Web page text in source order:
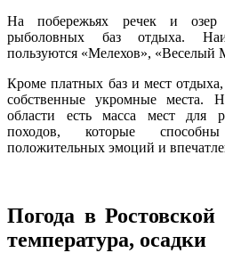
На побережьях речек и озер
рыболовных баз отдыха.
пользуются «Мелехов», «Веселый
Кроме платных баз и мест
собственные укромные места.
области есть масса мест для
походов, которые
положительных эмоций и
Погода в Ростовской
температура, осадки